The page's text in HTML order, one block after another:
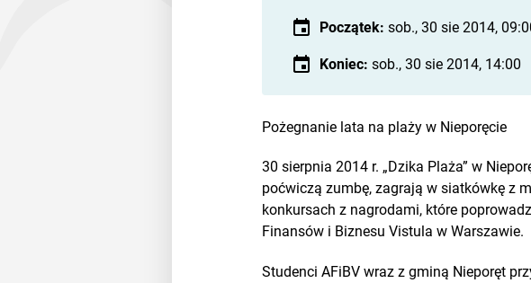
Początek: sob., 30 sie 2014,
Koniec: sob., 30 sie 2014, 14:00
Pożegnanie lata na plaży w Nieporęcie
30 sierpnia 2014 r. „Dzika Plaża” w
poćwiczą zumbę, zagrają w siatkówkę z
konkursach z nagrodami, które
Finansów i Biznesu Vistula w Warszawie.
Studenci AFiBV wraz z gminą Nieporęt